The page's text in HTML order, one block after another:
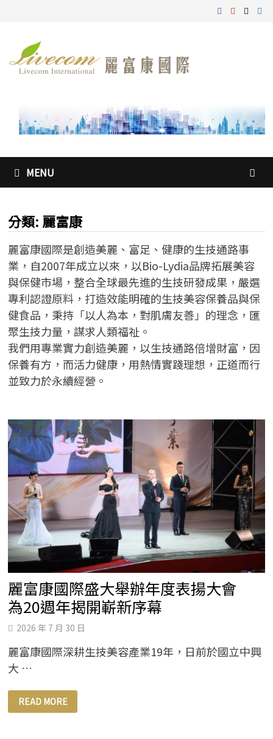
content
MENU
分類: 麗富康
麗富康國際是創造美麗、富足、健康的生技通路事
業，自2007年成立以來，以Bio-Lydia品牌拓展美容
與保健市場，整合全球最先進的生技研發成果，嚴選
專利認證原料，打造效能明確的生技美容保養品與保
健食品，秉持「以人為本，對肌膚友善」的理念，匯
聚生技力量，謀求人類福祉。
我們用專業實力創造美麗，以生技通路倍增財富，因
保養有方，而活力健康，用熱情實踐理想，正道而行
並致力於永續經營。
麗富康國際盛大舉辦年度表揚大會
為20週年揭開嶄新序幕
2026 年 7 月 30 日
麗富康國際深耕生技美容產業19年，日前於國立中興
大 …
麗
富
康
READ MORE